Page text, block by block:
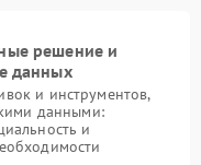
решение и
данных
и инструментов,
данными:
и